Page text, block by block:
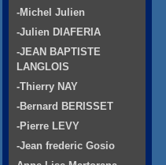
-Michel Julien
-Julien DIAFERIA
-JEAN BAPTISTE
LANGLOIS
-Thierry NAY
-Bernard BERISSET
-Pierre LEVY
-Jean frederic Gosio